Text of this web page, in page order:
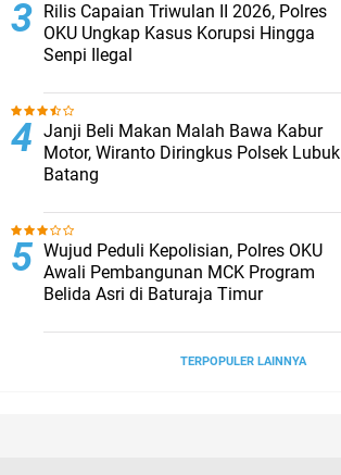
Rilis Capaian Triwulan II 2026, Polres
OKU Ungkap Kasus Korupsi Hingga
Senpi Ilegal
Janji Beli Makan Malah Bawa Kabur
Motor, Wiranto Diringkus Polsek Lubuk
Batang
Wujud Peduli Kepolisian, Polres OKU
Awali Pembangunan MCK Program
Belida Asri di Baturaja Timur
TERPOPULER LAINNYA